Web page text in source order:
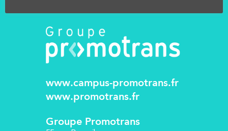
www.campus-promotrans.fr
www.promotrans.fr
Groupe Promotrans